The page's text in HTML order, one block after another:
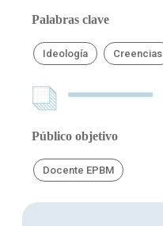
Palabras clave
Ideología Creencias
Público objetivo
Docente EPBM